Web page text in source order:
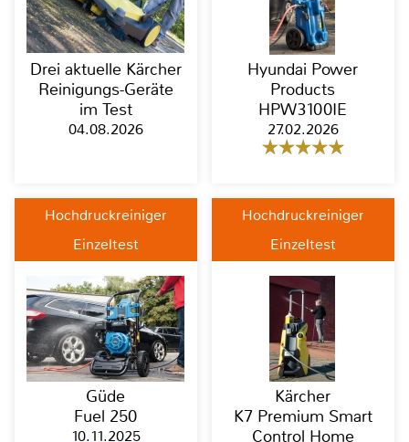
Drei aktuelle Kärcher
Reinigungs-Geräte
im Test
04.08.2026
Hyundai Power
Products
HPW3100IE
27.02.2026
Hochdruckreiniger
Einzeltest
Güde
Fuel 250
10.11.2025
Hochdruckreiniger
Einzeltest
Kärcher
K7 Premium Smart
Control Home